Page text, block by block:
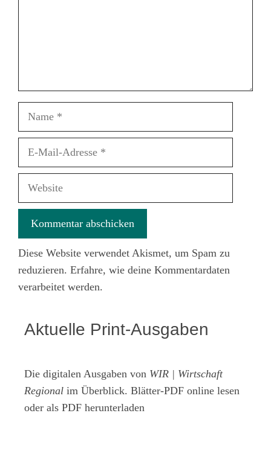
Diese Website verwendet Akismet, um Spam zu
reduzieren. Erfahre, wie deine Kommentardaten
verarbeitet werden.
Aktuelle Print-Ausgaben
Die digitalen Ausgaben von WIR | Wirtschaft
Regional im Überblick. Blätter-PDF online lesen
oder als PDF herunterladen